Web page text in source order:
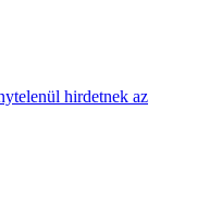
hirdetnek az